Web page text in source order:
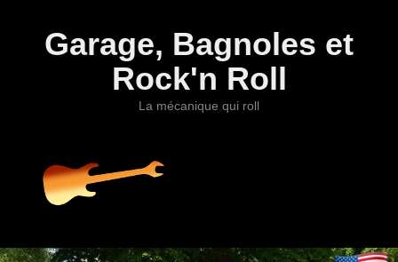
Garage, Bagnoles et
Rock'n Roll
La mécanique qui roll